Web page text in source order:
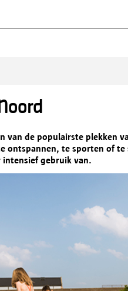
van de populairste plekken
ontspannen, te sporten of
intensief gebruik van.